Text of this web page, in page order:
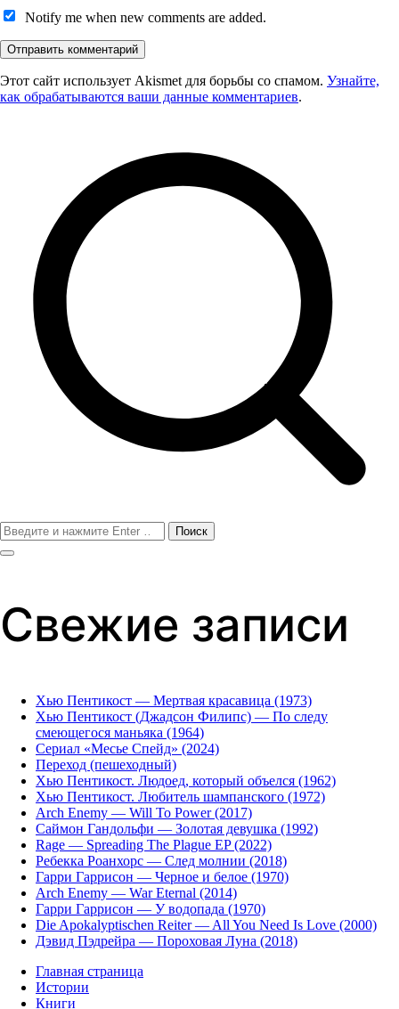
Notify me when new comments are added.
Этот сайт использует Akismet для борьбы со спамом. Узнайте,
как обрабатываются ваши данные комментариев.
Поиск
для:
Свежие записи
Хью Пентикост — Мертвая красавица (1973)
Хью Пентикост (Джадсон Филипс) — По следу
смеющегося маньяка (1964)
Сериал «Месье Спейд» (2024)
Переход (пешеходный)
Хью Пентикост. Людоед, который объелся (1962)
Хью Пентикост. Любитель шампанского (1972)
Arch Enemy — Will To Power (2017)
Саймон Гандольфи — Золотая девушка (1992)
Rage — Spreading The Plague EP (2022)
Ребекка Роанхорс — След молнии (2018)
Гарри Гаррисон — Черное и белое (1970)
Arch Enemy — War Eternal (2014)
Гарри Гаррисон — У водопада (1970)
Die Apokalyptischen Reiter — All You Need Is Love (2000)
Дэвид Пэдрейра — Пороховая Луна (2018)
Главная страница
Истории
Книги